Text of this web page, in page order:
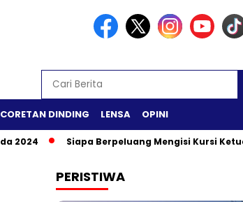
CORETAN DINDING LENSA OPINI
Siapa Berpeluang Mengisi Kursi Ketua DPR RI?
PERISTIWA